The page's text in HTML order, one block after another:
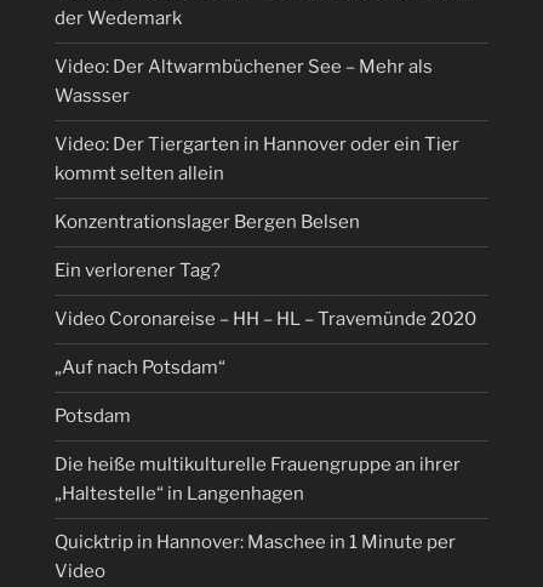
der Wedemark
Video: Der Altwarmbüchener See – Mehr als
Wassser
Video: Der Tiergarten in Hannover oder ein Tier
kommt selten allein
Konzentrationslager Bergen Belsen
Ein verlorener Tag?
Video Coronareise – HH – HL – Travemünde 2020
„Auf nach Potsdam“
Potsdam
Die heiße multikulturelle Frauengruppe an ihrer
„Haltestelle“ in Langenhagen
Quicktrip in Hannover: Maschee in 1 Minute per
Video